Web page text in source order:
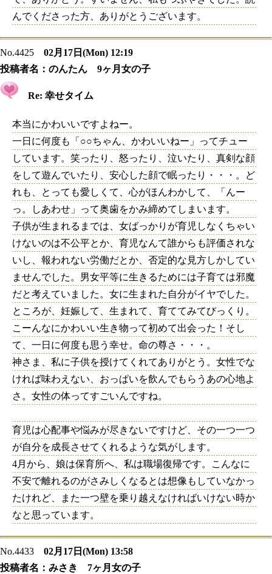
んでくださった方、ありがとうございます。
No.4425
02月17日(Mon) 12:19
投稿者名： のんたん 9ヶ月女の子
Re: 幸せタイム
本当にかわいいですよねー。
一日に何度も「○○ちゃん、かわいいねー」ってチュー
しています。笑ったり、怒ったり、泣いたり、真剣な顔
をして遊んでいたり、安心した顔で眠ったり・・・。ど
れも、とっても愛しくて、心がほんわかして、「んー
っ。しあわせ」って奥歯をかみ締めてしまいます。
子供が生まれるまでは、女ばっかりが育児しなくちゃい
けないのは不公平とか、育児なんて誰からも評価されな
いし、報われない労働だとか、否定的な見方しかしてい
ませんでした。男女平等に生きるためには子育ては邪魔
だと考えていました。女に生まれた自分がイヤでした。
ところが、妊娠して、生まれて、育ててみてびっくり。
こーんなにかわいい生き物って初めて出会った！そし
て、一日に何度も思う幸せ。命の尊さ・・・。
神さま、私に子供を授けてくれてありがとう。女性でな
ければ味わえない、おっぱいを飲んでもらうあの心地よ
さ。女性の体ってすごいんですね。
育児は心配事や悩みが尽きないですけど、その一つ一つ
が自分を成長させてくれるような気がします。
4月から、娘は保育所へ、私は職場復帰です。こんなに
不安で離れるのがさみしくなるとは想像もしていなかっ
たけれど、また一つ壁を乗り越えなければいけない時か
なと思っています。
No.4433
02月17日(Mon) 13:58
投稿者名： みさき 7ヶ月女の子